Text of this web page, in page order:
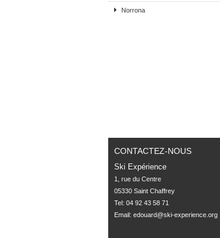
Norrona
CONTACTEZ-NOUS
Ski Expérience
1, rue du Centre
05330 Saint Chaffrey
Tel: 04 92 43 58 71
Email: edouard@ski-experience.org